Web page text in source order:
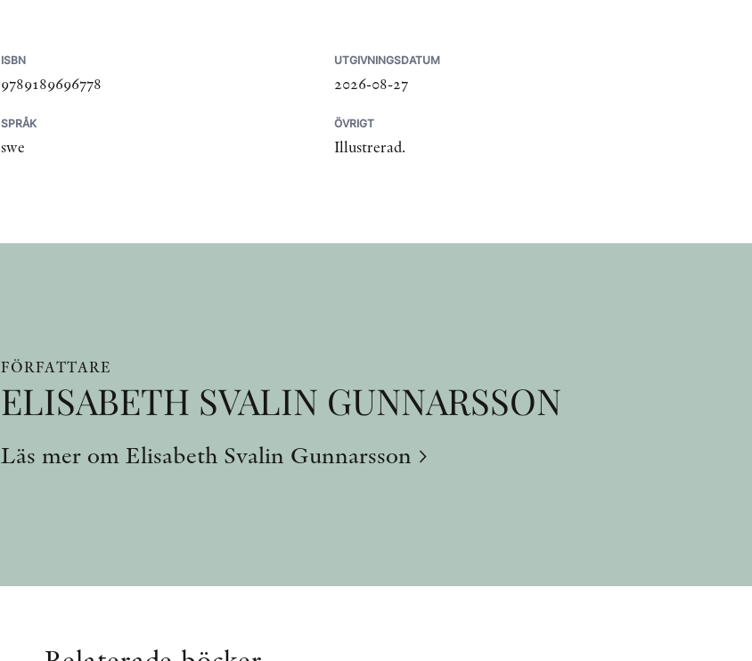
ISBN
9789189696778
UTGIVNINGSDATUM
2026-08-27
SPRÅK
swe
ÖVRIGT
Illustrerad.
FÖRFATTARE
ELISABETH SVALIN GUNNARSSON
Läs mer om Elisabeth Svalin Gunnarsson